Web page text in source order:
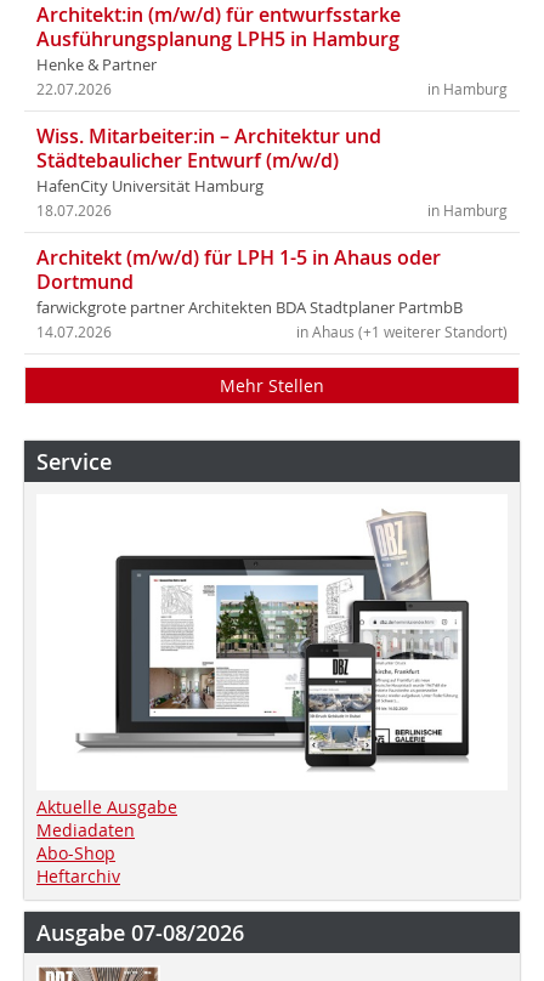
Architekt:in (m/w/d) für entwurfsstarke
Ausführungsplanung LPH5 in Hamburg
Henke & Partner
in Hamburg
22.07.2026
Wiss. Mitarbeiter:in – Architektur und
Städtebaulicher Entwurf (m/w/d)
HafenCity Universität Hamburg
in Hamburg
18.07.2026
Architekt (m/w/d) für LPH 1-5 in Ahaus oder
Dortmund
farwickgrote partner Architekten BDA Stadtplaner PartmbB
in Ahaus (+1 weiterer Standort)
14.07.2026
Mehr Stellen
Service
Aktuelle Ausgabe
Mediadaten
Abo-Shop
Heftarchiv
Ausgabe 07-08/2026